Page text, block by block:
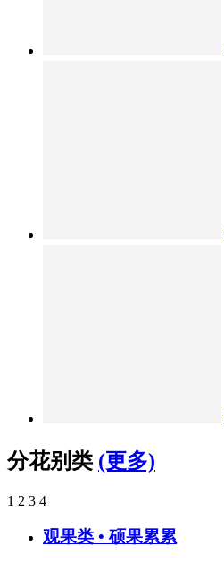
分花别类 (更多)
1 2 3 4
观果类 • 硕果累累